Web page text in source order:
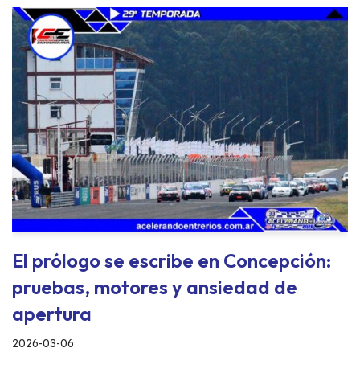
El prólogo se escribe en Concepción:
pruebas, motores y ansiedad de
apertura
2026-03-06